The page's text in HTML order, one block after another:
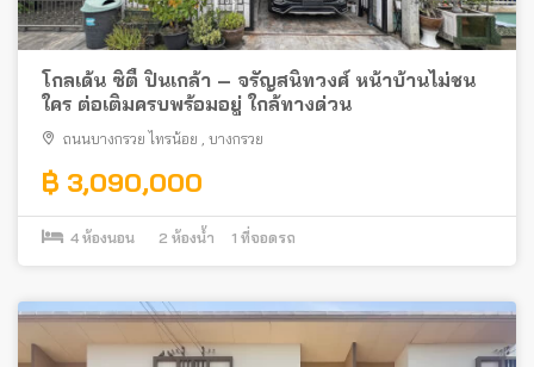
โกลเด้น ซิตี้ ปิ่นเกล้า – จรัญสนิทวงศ์ หน้าบ้านไม่ชน
ใคร ต่อเติมครบพร้อมอยู่ ใกล้ทางด่วน
ถนนบางกรวย ไทรน้อย , บางกรวย
฿ 3,090,000
4 ห้องนอน 2 ห้องน้ำ 1 ที่จอดรถ